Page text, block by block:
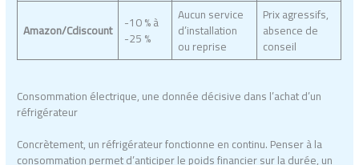
Amazon/Cdiscount -10 % à
-25 %
Aucun service
d’installation
ou reprise
Prix agressifs,
absence de
conseil
Consommation électrique, une donnée décisive dans l’achat d’un
réfrigérateur
Concrètement, un réfrigérateur fonctionne en continu. Penser à la
consommation permet d’anticiper le poids financier sur la durée, un